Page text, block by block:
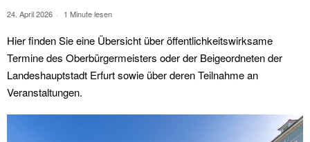
24. April 2026 1 Minute lesen
Hier finden Sie eine Übersicht über öffentlichkeitswirksame
Termine des Oberbürgermeisters oder der Beigeordneten der
Landeshauptstadt Erfurt sowie über deren Teilnahme an
Veranstaltungen.